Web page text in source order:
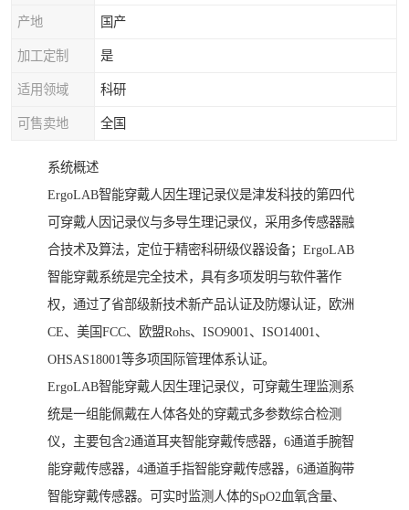
产地 国产
加工定制 是
适用领域 科研
可售卖地 全国
系统概述
ErgoLAB智能穿戴人因生理记录仪是津发科技的第四代
可穿戴人因记录仪与多导生理记录仪，采用多传感器融
合技术及算法，定位于精密科研级仪器设备；ErgoLAB
智能穿戴系统是完全技术，具有多项发明与软件著作
权，通过了省部级新技术新产品认证及防爆认证，欧洲
CE、美国FCC、欧盟Rohs、ISO9001、ISO14001、
OHSAS18001等多项国际管理体系认证。
ErgoLAB智能穿戴人因生理记录仪，可穿戴生理监测系
统是一组能佩戴在人体各处的穿戴式多参数综合检测
仪，主要包含2通道耳夹智能穿戴传感器，6通道手腕智
能穿戴传感器，4通道手指智能穿戴传感器，6通道胸带
智能穿戴传感器。可实时监测人体的SpO2血氧含量、